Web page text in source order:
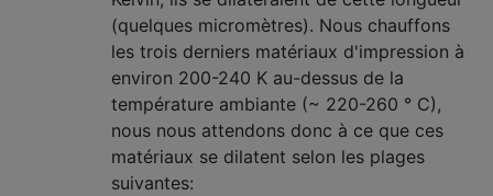
(quelques micromètres). Nous chauffons
les trois derniers matériaux d'impression à
environ 200-240 K au-dessus de la
température ambiante (~ 220-260 ° C),
nous nous attendons donc à ce que ces
matériaux se dilatent selon les plages
suivantes: